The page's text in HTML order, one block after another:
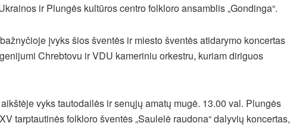
ir Plungės kultūros centro folkloro ansamblis „Gondinga“.
įvyks šios šventės ir miesto šventės atidarymo koncertas
Chrebtovu ir VDU kameriniu orkestru, kuriam diriguos
vyks tautodailės ir senųjų amatų mugė. 13.00 val. Plungės
tarptautinės folkloro šventės „Saulelė raudona“ dalyvių koncertas,